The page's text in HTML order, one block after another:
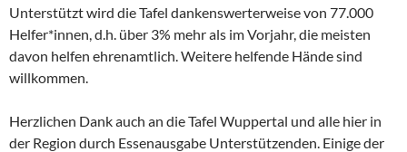
Unterstützt wird die Tafel dankenswerterweise von 77.000
Helfer*innen, d.h. über 3% mehr als im Vorjahr, die meisten
davon helfen ehrenamtlich. Weitere helfende Hände sind
willkommen.
Herzlichen Dank auch an die Tafel Wuppertal und alle hier in
der Region durch Essenausgabe Unterstützenden. Einige der